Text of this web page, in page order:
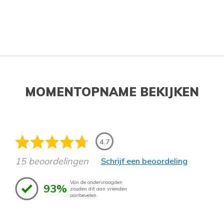
MOMENTOPNAME BEKIJKEN
4.7
15 beoordelingen Schrijf een beoordeling
93% Van de ondervraagden
zouden dit aan vrienden
aanbevelen.